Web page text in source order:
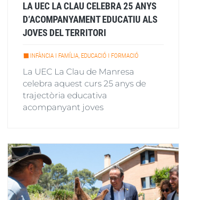
LA UEC LA CLAU CELEBRA 25 ANYS
D’ACOMPANYAMENT EDUCATIU ALS
JOVES DEL TERRITORI
INFÀNCIA I FAMÍLIA, EDUCACIÓ I FORMACIÓ
La UEC La Clau de Manresa
celebra aquest curs 25 anys de
trajectòria educativa
acompanyant joves